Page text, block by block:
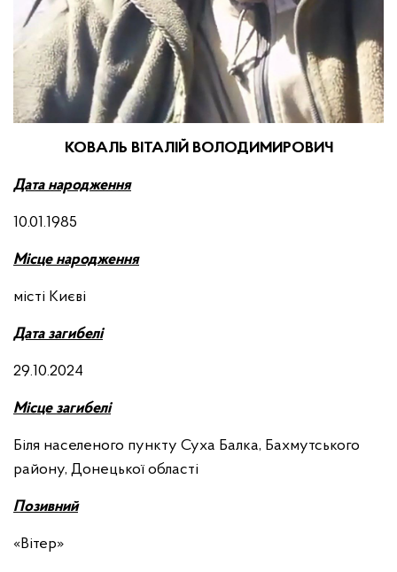
КОВАЛЬ ВІТАЛІЙ ВОЛОДИМИРОВИЧ
Дата народження
10.01.1985
Місце народження
місті Києві
Дата загибелі
29.10.2024
Місце загибелі
Біля населеного пункту Суха Балка, Бахмутського
району, Донецької області
Позивний
«Вітер»